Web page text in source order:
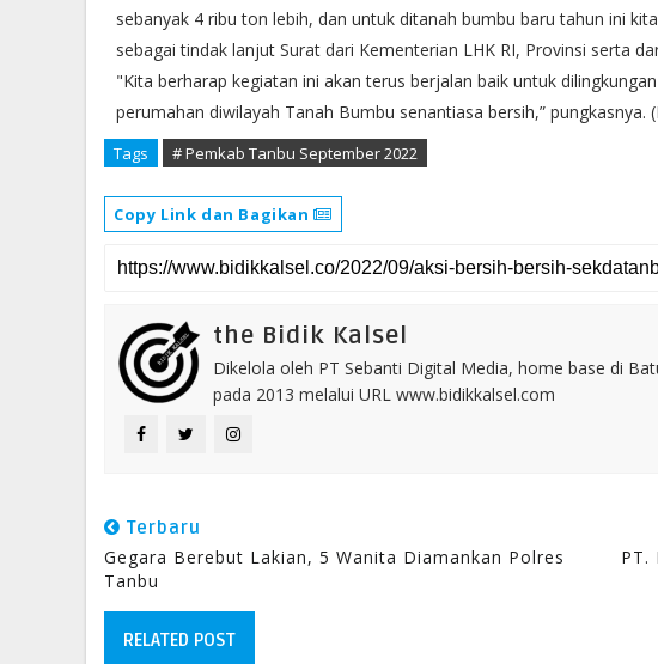
sebanyak 4 ribu ton lebih, dan untuk ditanah bumbu baru tahun ini
sebagai tindak lanjut Surat dari Kementerian LHK RI, Provinsi serta
"Kita berharap kegiatan ini akan terus berjalan baik untuk
perumahan diwilayah Tanah Bumbu senantiasa bersih,” pungkasnya.
Tags # Pemkab Tanbu September 2022
Copy Link dan Bagikan
the Bidik Kalsel
Dikelola oleh PT Sebanti Digital Media, home base di
pada 2013 melalui URL www.bidikkalsel.com
Terbaru
Gegara Berebut Lakian, 5 Wanita Diamankan Polres
Tanbu
PT.
RELATED POST